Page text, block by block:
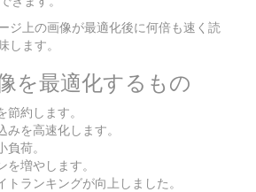
ジ上の画像が最適化後に何倍も速く読
します。
を最適化するもの
約します。
を高速化します。
荷。
を増やします。
トランキングが向上しました。